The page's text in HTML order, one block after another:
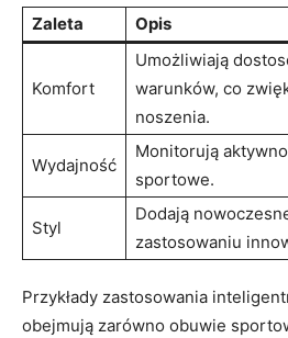
Zaleta Opis
Komfort
Umożliwiają
warunków, co
noszenia.
Wydajność
Monitorują
sportowe.
Styl
Dodają
zastosowaniu
Przykłady zastosowania
obejmują zarówno obuwie